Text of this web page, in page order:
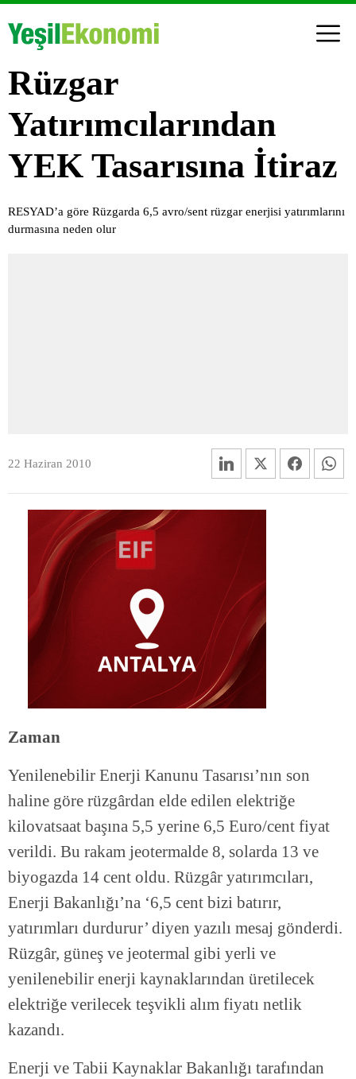
Rüzgar
Yatırımcılarından
YEK Tasarısına İtiraz
RESYAD’a göre Rüzgarda 6,5 avro/sent rüzgar enerjisi yatırımlarını
durmasına neden olur
22 Haziran 2010
Zaman
Yenilenebilir Enerji Kanunu Tasarısı’nın son
haline göre rüzgârdan elde edilen elektriğe
kilovatsaat başına 5,5 yerine 6,5 Euro/cent fiyat
verildi. Bu rakam jeotermalde 8, solarda 13 ve
biyogazda 14 cent oldu. Rüzgâr yatırımcıları,
Enerji Bakanlığı’na ‘6,5 cent bizi batırır,
yatırımları durdurur’ diyen yazılı mesaj gönderdi.
Rüzgâr, güneş ve jeotermal gibi yerli ve
yenilenebilir enerji kaynaklarından üretilecek
elektriğe verilecek teşvikli alım fiyatı netlik
kazandı.
Enerji ve Tabii Kaynaklar Bakanlığı tarafından